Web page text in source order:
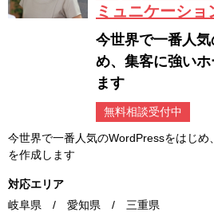
ミュニケーショ
今世界で一番人
め、集客に強い
ます
無料相談受付中
今世界で一番人気のWordPressをはじめ
を作成します
対応エリア
岐阜県 / 愛知県 / 三重県